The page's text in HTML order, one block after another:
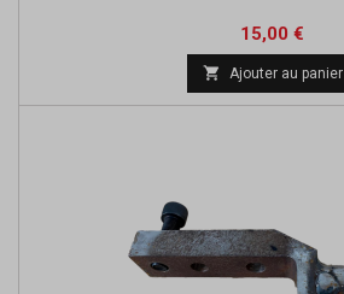
Prix
15,00 €
 Ajouter au panier